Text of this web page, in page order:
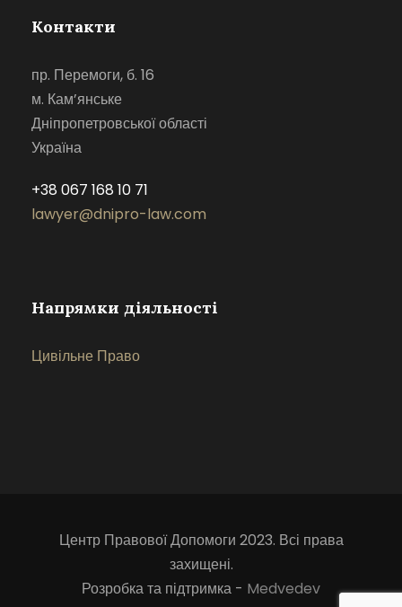
Контакти
пр. Перемоги, б. 16
м. Кам’янське
Дніпропетровської області
Україна
+38 067 168 10 71
lawyer@dnipro-law.com
Напрямки діяльності
Цивільне Право
Центр Правової Допомоги 2023. Всі права
захищені.
Розробка та підтримка - Medvedev